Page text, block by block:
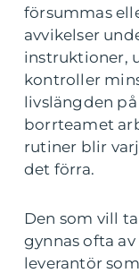
försummas
avvikelser
instruktioner,
kontroller
livslängden
borrteamet
rutiner blir
det förra.
Den som vill
gynnas ofta
leverantör